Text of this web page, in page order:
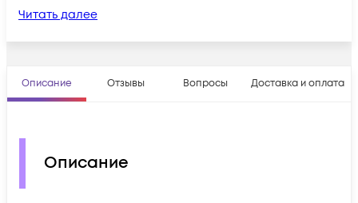
Читать далее
Описание Отзывы Вопросы Доставка и оплата
Описание